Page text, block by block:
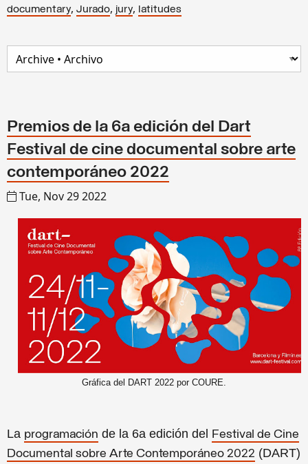
documentary, Jurado, jury, latitudes
Premios de la 6a edición del Dart
Festival de cine documental sobre arte
contemporáneo 2022
Tue, Nov 29 2022
Gráfica del DART 2022 por COURE.
La programación de la 6a edición del Festival de Cine
Documental sobre Arte Contemporáneo 2022 (DART)